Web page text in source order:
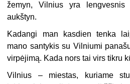
žemyn, Vilnius yra
aukštyn.
Kadangi man kasdien tenka
mano santykis su Vilniumi
virpėjimą. Kada nors tai virs tikru
Vilnius – miestas, kuriame